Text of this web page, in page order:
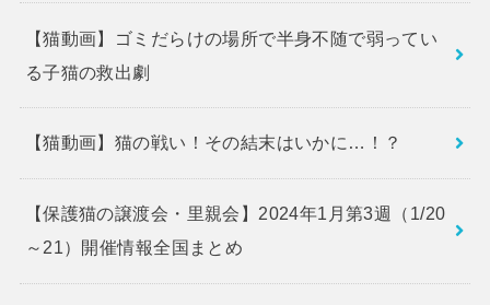
【猫動画】ゴミだらけの場所で半身不随で弱ってい
る子猫の救出劇
【猫動画】猫の戦い！その結末はいかに…！？
【保護猫の譲渡会・里親会】2024年1月第3週（1/20
～21）開催情報全国まとめ